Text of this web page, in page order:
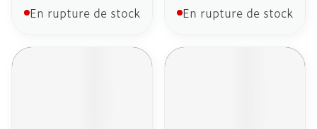
En rupture de stock En rupture de stock